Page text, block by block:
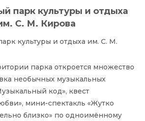
парк культуры и отдыха
С. М. Кирова
парка откроется множество
необычных музыкальных
код», квест
мини-спектакль «Жутко
близко» по одноимённому